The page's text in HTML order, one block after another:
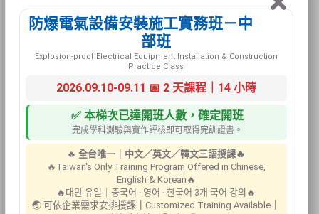
本公司禮聘多位
檢查人，辦理檢
查及簽證申報業
務。委託人應具
備文件如下：
一、屋主所有權
人或管理權人身
二、房屋稅單
防爆電氣設備安裝施工實務班－中
部班
Explosion-proof Electrical Equipment Installation & Construction
Practice Class
2026.09.10-09.11 📅 2 天課程｜14 小時
✅ 本梯次已達開班人數，確定開班
完成學科測驗與實作評核即可取得完訓證書。
🔥全台唯一｜中文／英文／韓文三語授課🔥
🔥Taiwan's Only Training Program Offered in Chinese,
English & Korean🔥
🔥대만 유일｜중국어 · 영어 · 한국어 3개 국어 강의🔥
🌏 可依企業需求安排授課
Customized Training Available